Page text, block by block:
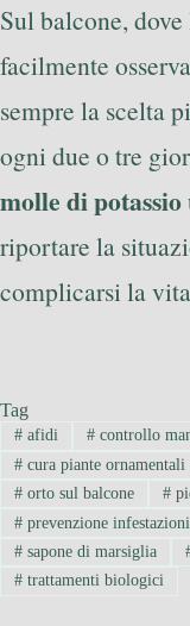
Sul balcone,
facilmente
sempre la scelta
ogni due o tre
molle di potassio
riportare la
complicarsi la
Tag
#afidi #controllo
#cura piante ornamentali
#orto sul balcone #
#prevenzione infestazioni
#sapone di marsiglia
#trattamenti biologici